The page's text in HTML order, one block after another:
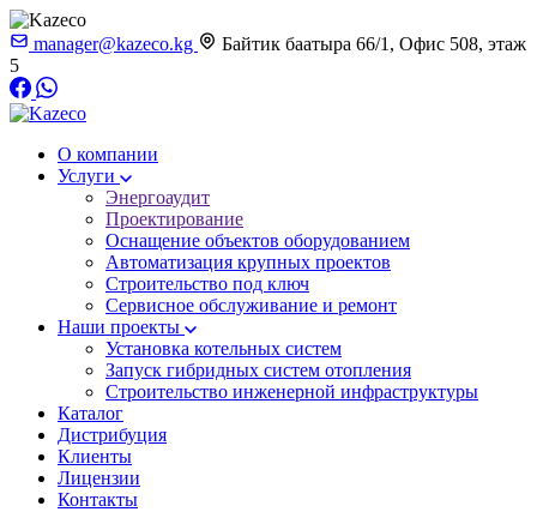
manager@kazeco.kg
Байтик баатыра 66/1, Офис 508, этаж
5
О компании
Услуги
Энергоаудит
Проектирование
Оснащение объектов оборудованием
Автоматизация крупных проектов
Строительство под ключ
Сервисное обслуживание и ремонт
Наши проекты
Установка котельных систем
Запуск гибридных систем отопления
Строительство инженерной инфраструктуры
Каталог
Дистрибуция
Клиенты
Лицензии
Контакты